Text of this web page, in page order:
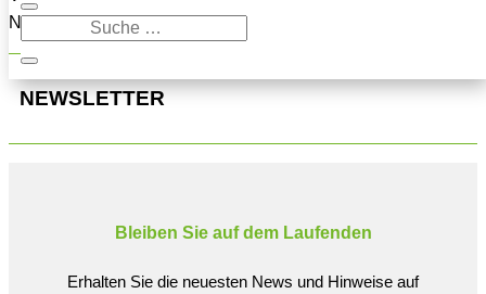
Navigation oben, um den Beitrag zu finden.
NEWSLETTER
Bleiben Sie auf dem Laufenden
Erhalten Sie die neuesten News und Hinweise auf